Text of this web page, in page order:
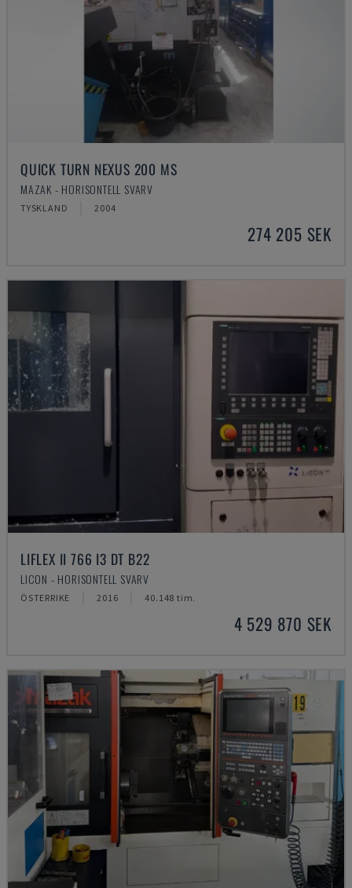
QUICK TURN NEXUS 200 MS
MAZAK - HORISONTELL SVARV
TYSKLAND 2004
274 205 SEK
LIFLEX II 766 I3 DT B22
LICON - HORISONTELL SVARV
ÖSTERRIKE 2016 40.148 tim.
4 529 870 SEK